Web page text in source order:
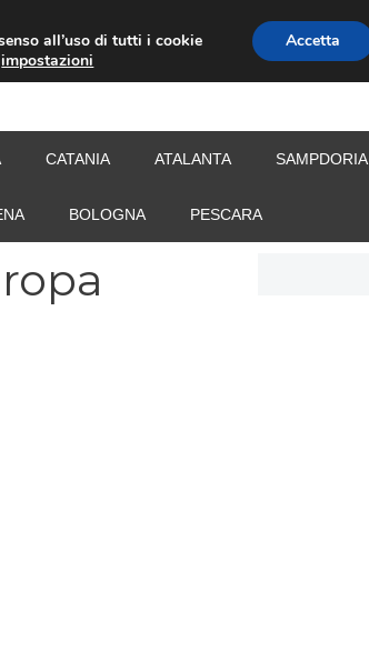
CALCIOMERCATO
CATANIA ATALANTA SAMPDORIA
BOLOGNA PESCARA
all’uso di tutti i cookie
impostazioni
Accetta